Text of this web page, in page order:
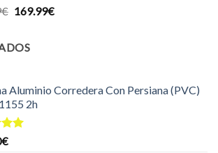
€ El
era:
169.99€El
Aluminio Corredera Con Persiana (PVC)
2h
€